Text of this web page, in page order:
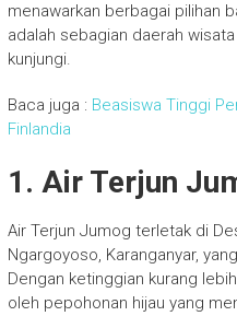
menawarkan berbagai pilihan
adalah sebagian daerah
kunjungi.
Baca juga : Beasiswa Tinggi
Finlandia
1. Air Terjun
Air Terjun Jumog terletak di
Ngargoyoso, Karanganyar,
Dengan ketinggian kurang
oleh pepohonan hijau yang